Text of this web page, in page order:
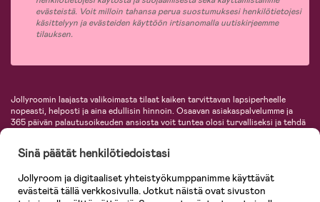
evästeistä. Voit milloin tahansa perua suostumuksesi henkilötietojesi
käsittelyyn ja evästeiden käyttöön irtisanomalla uutiskirjeemme
tilauksen.
Jollyroomin laajasta valikoimasta tilaat kaiken tarvittavan lapsiperheelle
nopeasti, helposti ja aina edullisin hinnoin. Osaavan asiakaspalvelumme ja
365 päivän palautusoikeuden ansiosta voit tuntea olosi turvalliseksi ja tehdä
lastentarvikkeita sekä paljon muuta. Meiltä löydät lukuisia tunnettuja
KidKraft, Ergobaby, Philips Avent, Neonate, Cybex, LEGO ja monia muita!
Tervetuloa shoppailemaan Pohjoismaiden suurimpaan lastentarvikkeiden
Sinä päätät henkilötiedoistasi
Jollyroom ja digitaaliset yhteistyökumppanimme käyttävät
evästeitä tällä verkkosivulla. Jotkut näistä ovat sivuston